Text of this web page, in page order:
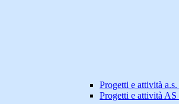
Progetti e attività
Progetti e attività